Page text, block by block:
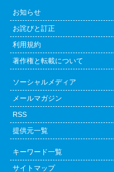
お知らせ
お詫びと訂正
利用規約
著作権と転載について
ソーシャルメディア
メールマガジン
RSS
提供元一覧
キーワード一覧
サイトマップ